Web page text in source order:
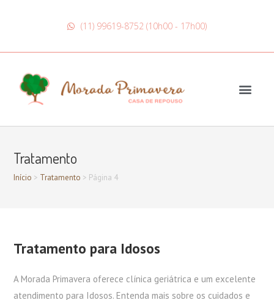
(11) 99619-8752 (10h00 - 17h00)
Tratamento
Início > Tratamento > Página 4
Tratamento para Idosos
A Morada Primavera oferece clínica geriátrica e um excelente
atendimento para Idosos. Entenda mais sobre os cuidados e